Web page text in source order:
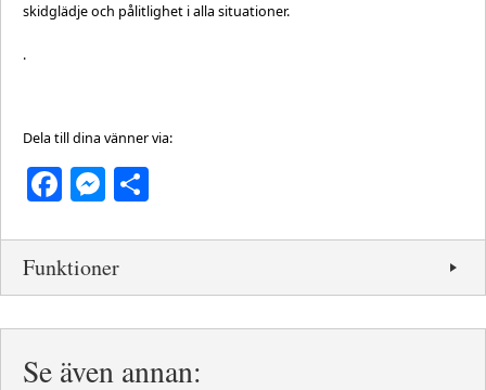
skidglädje och pålitlighet i alla situationer.
.
Dela till dina vänner via:
Facebook
Messenger
Funktioner
Se även annan: